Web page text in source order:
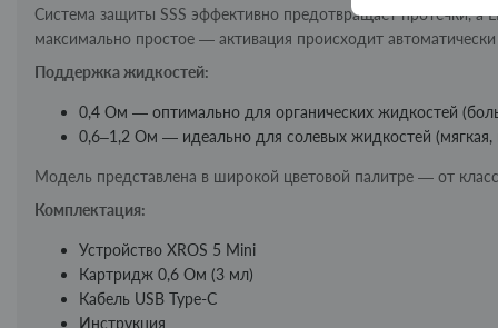
Система защиты SSS эффективно предотвращает протечки, а
максимально простое — активация происходит
Поддержка жидкостей:
0,4 Ом — оптимально для органических жидкостей
0,6–1,2 Ом — идеально для солевых жидкостей (мягкая,
Модель представлена в широкой цветовой палитре — от
Комплектация:
Устройство XROS 5 Mini
Картридж 0,6 Ом (3 мл)
Кабель USB Type-C
Инструкция